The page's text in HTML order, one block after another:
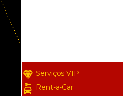
Serviços VIP
Rent-a-Car